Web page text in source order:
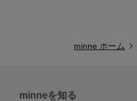
minne ホーム
minneを知る